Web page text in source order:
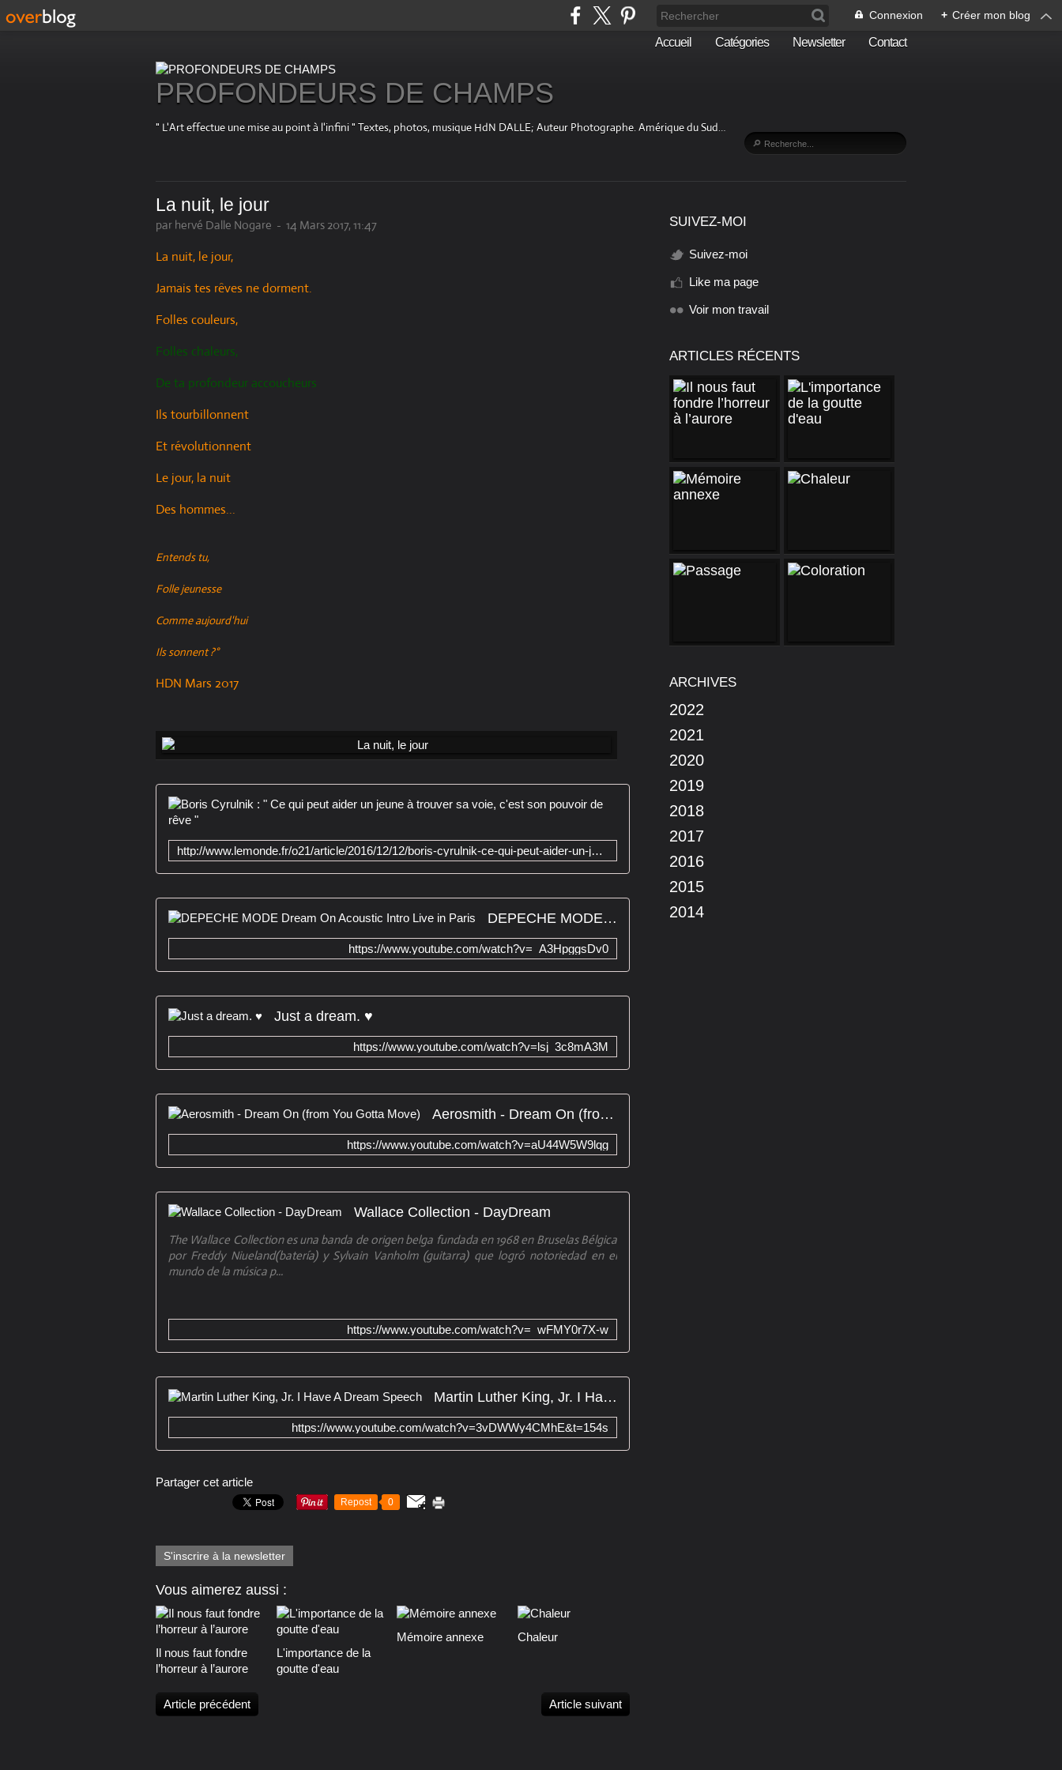
Connexion + Créer mon blog
Accueil Catégories Newsletter Contact
PROFONDEURS DE CHAMPS
" L'Art effectue une mise au point à l'infini " Textes, photos, musique HdN DALLE; Auteur Photographe. Amérique du Sud…
La nuit, le jour
par hervé Dalle Nogare - 14 Mars 2017, 11:47
La nuit, le jour,
Jamais tes rêves ne dorment.
Folles couleurs,
Folles chaleurs,
De ta profondeur accoucheurs
Ils tourbillonnent
Et révolutionnent
Le jour, la nuit
Des hommes...
Entends tu,
Folle jeunesse
Comme aujourd'hui
Ils sonnent ?°
HDN Mars 2017
Boris Cyrulnik : " Ce qui peut aider un jeune à trouver sa voie, c'est
http://www.lemonde.fr/o21/article/2016/12/12/boris-cyrulnik-ce-qui-peut-aider-un-jeune-a-trouver-sa-voie-c-est-son-pouvoir-de-reve_5047373_5014018.html
DEPECHE MODE Dream On Acoustic Intro Live in Paris
https://www.youtube.com/watch?v=_A3HpggsDv0
Just a dream. ♥
https://www.youtube.com/watch?v=lsj_3c8mA3M
Aerosmith - Dream On (from You Gotta Move)
https://www.youtube.com/watch?v=aU44W5W9lqg
Wallace Collection - DayDream
The Wallace Collection es una banda de origen belga fundada en 1968 en Bruselas Bélgica
por Freddy Niueland(batería) y Sylvain Vanholm (guitarra) que logró notoriedad en el
mundo de la música p...
https://www.youtube.com/watch?v=_wFMY0r7X-w
Martin Luther King, Jr. I Have A Dream Speech
https://www.youtube.com/watch?v=3vDWWy4CMhE&t=154s
Partager cet article
Repost 0
S'inscrire à la newsletter
Vous aimerez aussi :
Il nous faut fondre
l’horreur à l’aurore
L'importance de la
goutte d'eau
Mémoire annexe Chaleur
Article précédent Article suivant
SUIVEZ-MOI
Suivez-moi
Like ma page
Voir mon travail
ARTICLES RÉCENTS
ARCHIVES
2022
2021
2020
2019
2018
2017
2016
2015
2014